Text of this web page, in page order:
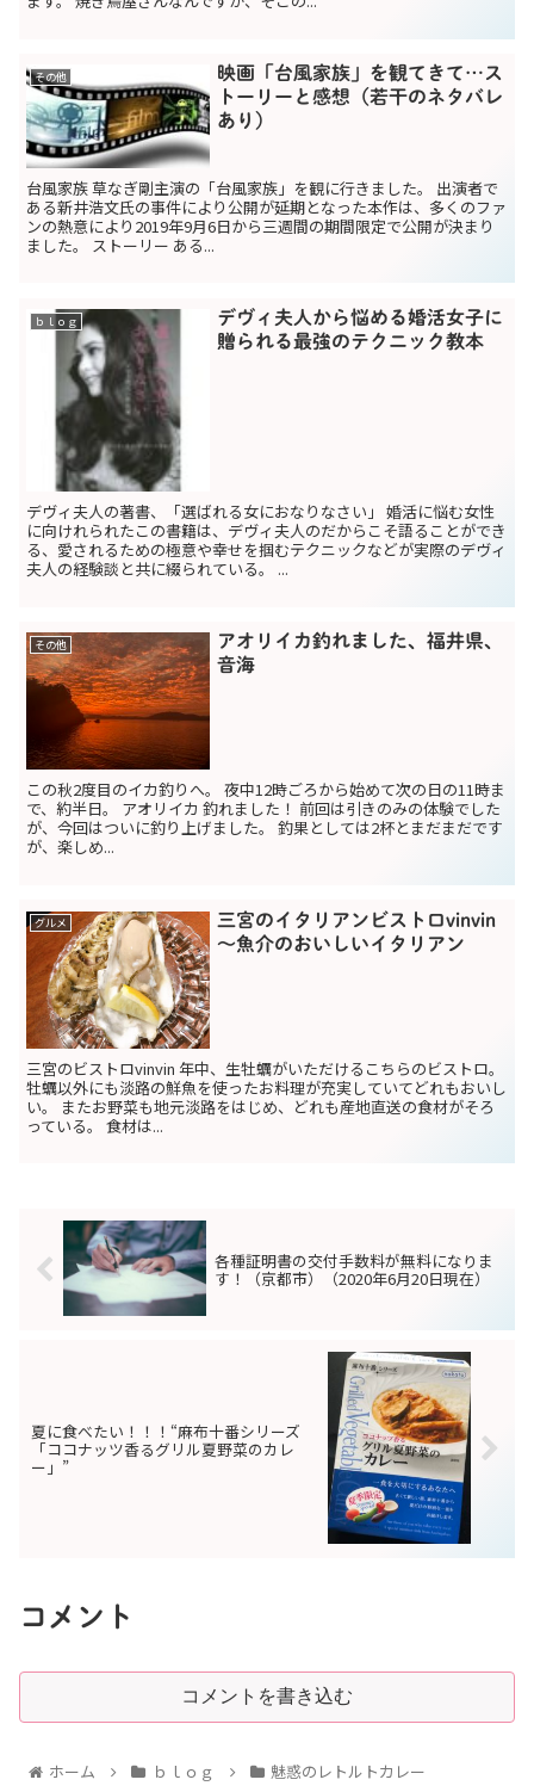
その他
映画「台風家族」を観てきて…ス
トーリーと感想（若干のネタバレ
あり）
台風家族 草なぎ剛主演の「台風家族」を観に行きました。 出演者で
ある新井浩文氏の事件により公開が延期となった本作は、多くのファ
ンの熱意により2019年9月6日から三週間の期間限定で公開が決まり
ました。 ストーリー ある...
ｂｌｏｇ
デヴィ夫人から悩める婚活女子に
贈られる最強のテクニック教本
デヴィ夫人の著書、「選ばれる女におなりなさい」 婚活に悩む女性
に向けれられたこの書籍は、デヴィ夫人のだからこそ語ることができ
る、愛されるための極意や幸せを掴むテクニックなどが実際のデヴィ
夫人の経験談と共に綴られている。 ...
その他
アオリイカ釣れました、福井県、
音海
この秋2度目のイカ釣りへ。 夜中12時ごろから始めて次の日の11時ま
で、約半日。 アオリイカ 釣れました！ 前回は引きのみの体験でした
が、今回はついに釣り上げました。 釣果としては2杯とまだまだです
が、楽しめ...
グルメ
三宮のイタリアンビストロvinvin
～魚介のおいしいイタリアン
三宮のビストロvinvin 年中、生牡蠣がいただけるこちらのビストロ。
牡蠣以外にも淡路の鮮魚を使ったお料理が充実していてどれもおいし
い。 またお野菜も地元淡路をはじめ、どれも産地直送の食材がそろ
っている。 食材は...
各種証明書の交付手数料が無料になりま
す！（京都市）（2020年6月20日現在）
夏に食べたい！！！“麻布十番シリーズ
「ココナッツ香るグリル夏野菜のカレ
ー」”
コメント
コメントを書き込む
ホーム ｂｌｏｇ 魅惑のレトルトカレー